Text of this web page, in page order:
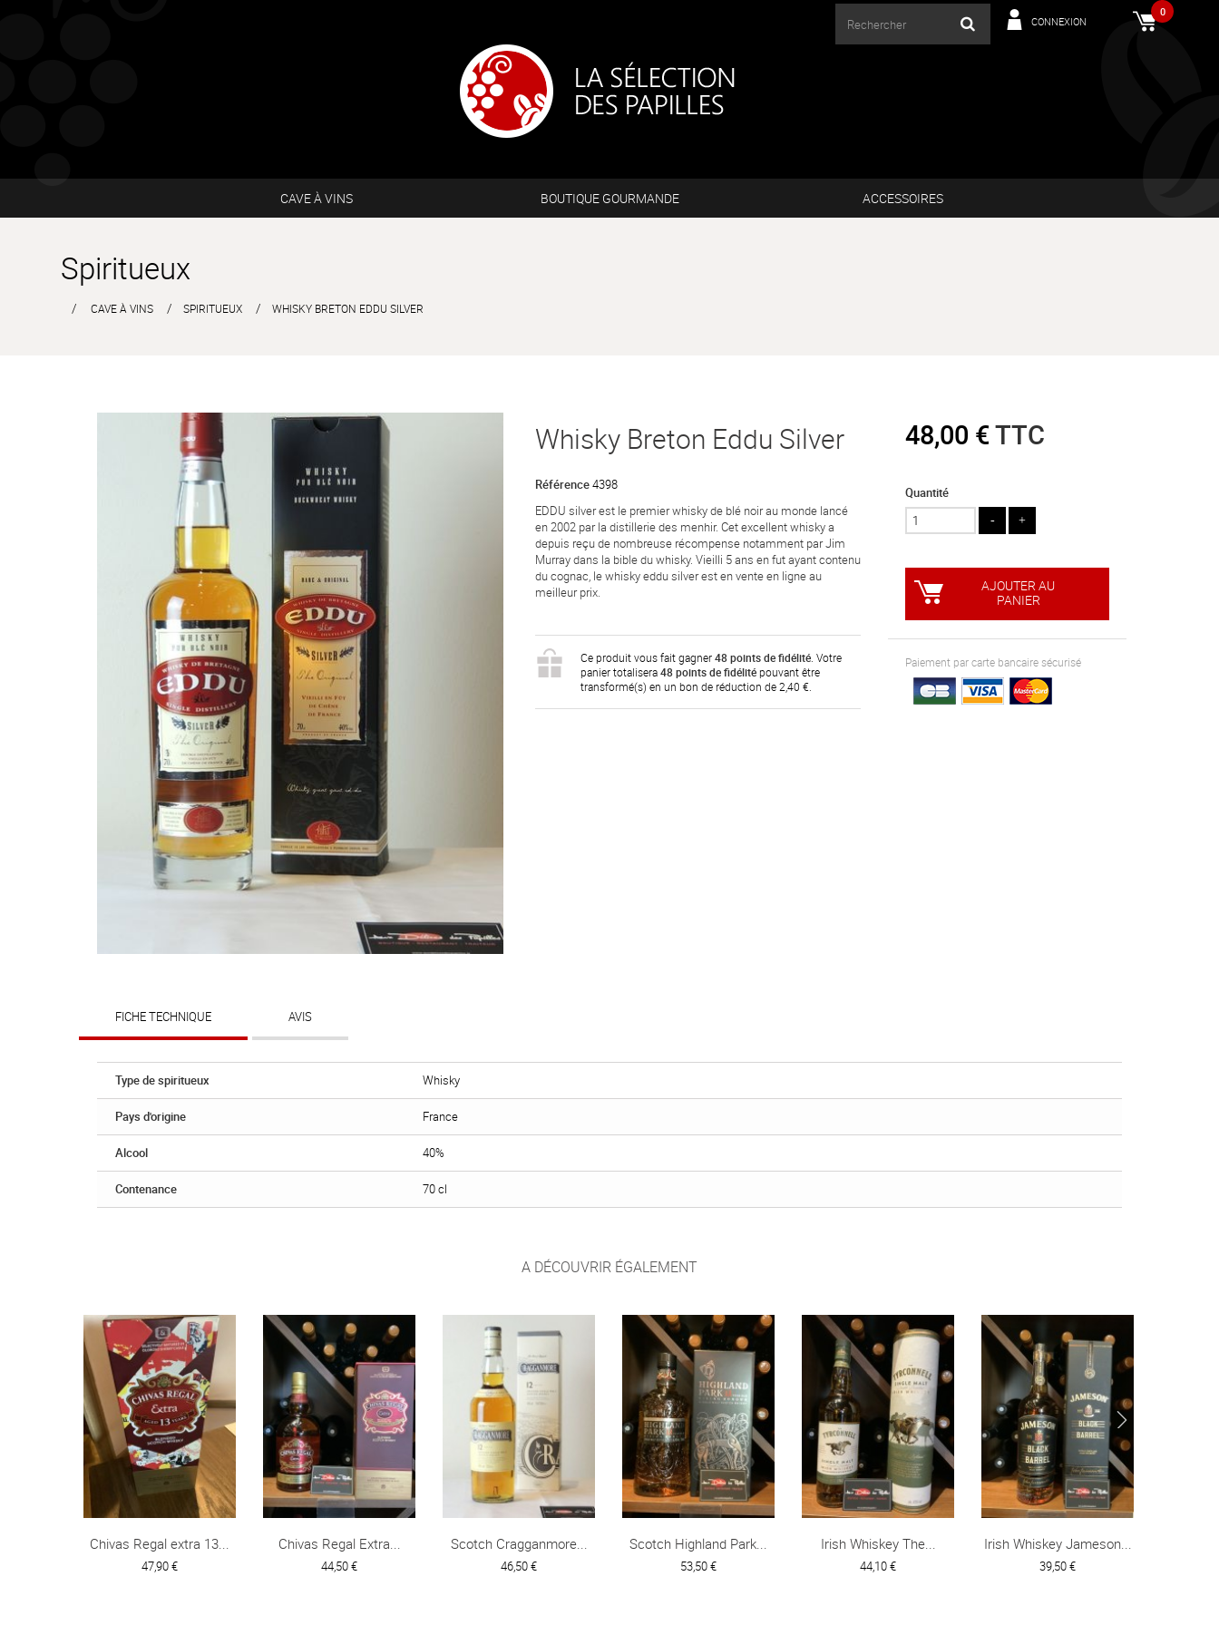
0
CONNEXION
CAVE À VINS BOUTIQUE GOURMANDE ACCESSOIRES
Spiritueux
CAVE À VINS SPIRITUEUX WHISKY BRETON EDDU SILVER
Whisky Breton Eddu Silver
Référence4398
EDDU silver est le premier whisky de blé noir au monde lancé
en 2002 par la distillerie des menhir. Cet excellent whisky a
depuis reçu de nombreuse récompense notamment par Jim
Murray dans la bible du whisky. Vieilli 5 ans en fut ayant contenu
du cognac, le whisky eddu silver est en vente en ligne au
meilleur prix.
Ce produit vous fait gagner 48points de fidélité. Votre
panier totalisera 48points de fidélitépouvant être
transformé(s) en un bon de réduction de 2,40 €.
48,00 €TTC
Quantité
AJOUTER AU
PANIER
Paiement par carte bancaire sécurisé
FICHE TECHNIQUE AVIS
Type de spiritueux Whisky
Pays d'origine France
Alcool 40%
Contenance 70 cl
A DÉCOUVRIR ÉGALEMENT
Chivas Regal extra 13...
47,90 €
Chivas Regal Extra...
44,50 €
Scotch Cragganmore...
46,50 €
Scotch Highland Park...
53,50 €
Irish Whiskey The...
44,10 €
Irish Whiskey Jameson...
39,50 €